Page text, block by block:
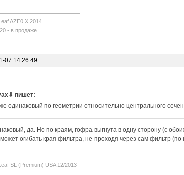
AZE0 X 2014
- в продаже
07 14:26:49
пишет:
одинаковый по геометрии относительно центрального
да. Но по краям, гофра выгнута в одну сторону (с
огибать края фильтра, не проходя через сам фильтр
SL (Premium) USA 12/2013